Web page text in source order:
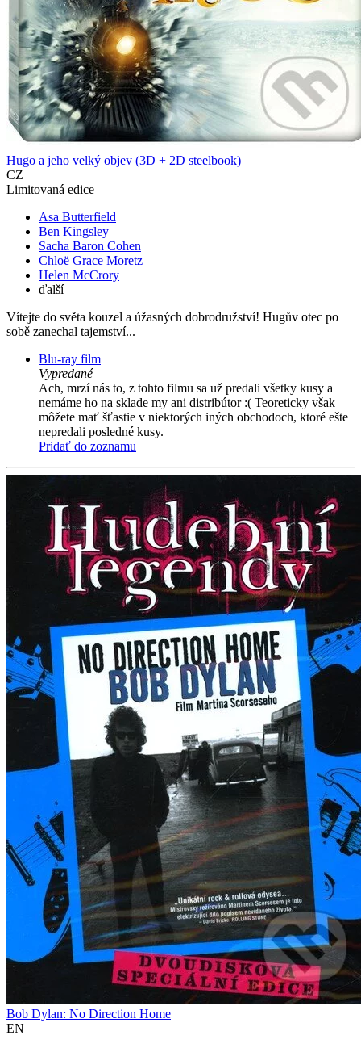
Hugo a jeho velký objev (3D + 2D steelbook)
CZ
Limitovaná edice
Asa Butterfield
Ben Kingsley
Sacha Baron Cohen
Chloë Grace Moretz
Helen McCrory
ďalší
Vítejte do světa kouzel a úžasných dobrodružství! Hugův otec po
sobě zanechal tajemství...
Blu-ray film
Vypredané
Ach, mrzí nás to, z tohto filmu sa už predali všetky kusy a
nemáme ho na sklade my ani distribútor :( Teoreticky však
môžete mať šťastie v niektorých iných obchodoch, ktoré ešte
nepredali posledné kusy.
Pridať do zoznamu
Bob Dylan: No Direction Home
EN